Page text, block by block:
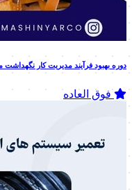
دوره بهبود فرآیند مدیریت کار نگهداشت
فوق العاده